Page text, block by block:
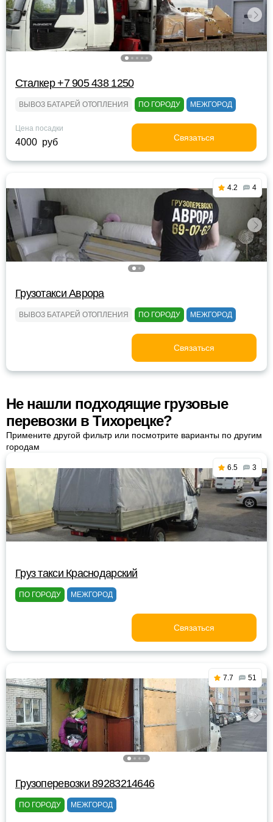
Сталкер +7 905 438 1250
ВЫВОЗ БАТАРЕЙ ОТОПЛЕНИЯ ПО ГОРОДУ МЕЖГОРОД
Цена посадки
4000 руб Связаться
4.2 4
Грузотакси Аврора
ВЫВОЗ БАТАРЕЙ ОТОПЛЕНИЯ ПО ГОРОДУ МЕЖГОРОД
Связаться
Не нашли подходящие грузовые
перевозки в Тихорецке?
Примените другой фильтр или посмотрите варианты по другим
городам
6.5 3
Груз такси Краснодарский
ПО ГОРОДУ МЕЖГОРОД
Связаться
7.7 51
Грузоперевозки 89283214646
ПО ГОРОДУ МЕЖГОРОД